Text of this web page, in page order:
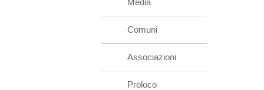
Media
Comuni
Associazioni
Proloco